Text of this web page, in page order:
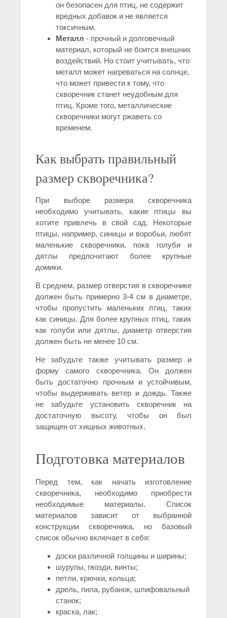
он безопасен для птиц, не содержит
вредных добавок и не является
токсичным.
Металл - прочный и долговечный
материал, который не боится внешних
воздействий. Но стоит учитывать, что
металл может нагреваться на солнце,
что может привести к тому, что
скворечник станет неудобным для
птиц. Кроме того, металлические
скворечники могут ржаветь со
временем.
Как выбрать правильный
размер скворечника?
При выборе размера скворечника
необходимо учитывать, какие птицы вы
хотите привлечь в свой сад. Некоторые
птицы, например, синицы и воробьи, любят
маленькие скворечники, пока голуби и
дятлы предпочитают более крупные
домики.
В среднем, размер отверстия в скворечнике
должен быть примерно 3-4 см в диаметре,
чтобы пропустить маленьких птиц, таких
как синицы. Для более крупных птиц, таких
как голуби или дятлы, диаметр отверстия
должен быть не менее 10 см.
Не забудьте также учитывать размер и
форму самого скворечника. Он должен
быть достаточно прочным и устойчивым,
чтобы выдерживать ветер и дождь. Также
не забудьте установить скворечник на
достаточную высоту, чтобы он был
защищен от хищных животных.
Подготовка материалов
Перед тем, как начать изготовление
скворечника, необходимо приобрести
необходимые материалы. Список
материалов зависит от выбранной
конструкции скворечника, но базовый
список обычно включает в себя:
доски различной толщины и ширины;
шурупы, гвозди, винты;
петли, крючки, кольца;
дрель, пила, рубанок, шлифовальный
станок;
краска, лак;